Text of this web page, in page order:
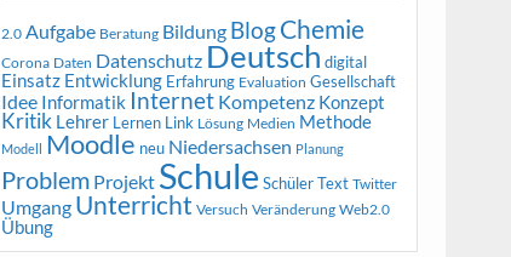
2.0 Aufgabe Beratung Bildung BlogChemie
Corona Daten Datenschutz Deutsch digital
Einsatz Entwicklung Erfahrung Evaluation Gesellschaft
Idee Informatik Internet Kompetenz Konzept
Kritik Lehrer Lernen Link Lösung Medien Methode
Modell Moodle neu Niedersachsen Planung
Problem Projekt Schule Schüler Text Twitter
Umgang Unterricht Versuch Veränderung Web2.0
Übung